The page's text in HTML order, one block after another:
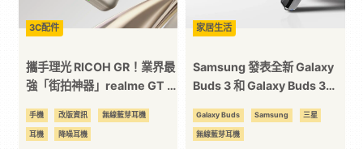
｜
3C
科
3C配件
攜手理光 RICOH GR！業界最
強「街拍神器」realme GT 8
機 realme GT 8 Pro 奧斯頓
馬丁 F1 限量版同步亮相
手機 改版資訊 無線藍芽耳機
耳機 降噪耳機
家居生活
Samsung 發表全新 Galaxy
Buds 3 和 Galaxy Buds 3
加耳目一新！
Galaxy Buds Samsung 三星
無線藍芽耳機